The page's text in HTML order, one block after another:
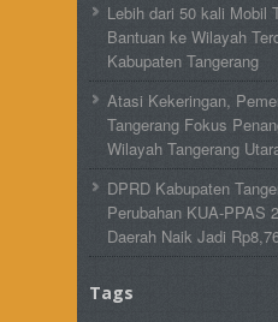
Lebih dari 50 kali Mobil
Bantuan ke Wilayah
Kabupaten Tangerang
Atasi Kekeringan,
Tangerang Fokus
Wilayah Tangerang
DPRD Kabupaten
Perubahan KUA-PPAS
Daerah Naik Jadi
Tags